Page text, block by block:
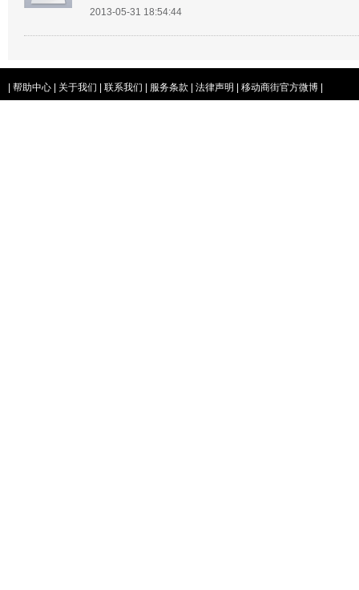
2013-05-31 18:54:44
帮助中心 关于我们 联系我们 服务条款 法律声明 移动商街官方微博